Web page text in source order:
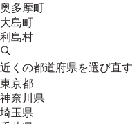
奥多摩町
大島町
利島村
近くの都道府県を選び直す
東京都
神奈川県
埼玉県